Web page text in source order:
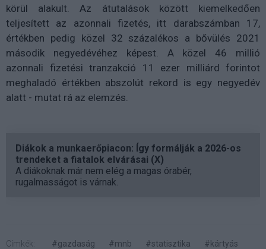
körül alakult. Az átutalások között kiemelkedően
teljesített az azonnali fizetés, itt darabszámban 17,
értékben pedig közel 32 százalékos a bővülés 2021
második negyedévéhez képest. A közel 46 millió
azonnali fizetési tranzakció 11 ezer milliárd forintot
meghaladó értékben abszolút rekord is egy negyedév
alatt - mutat rá az elemzés.
Diákok a munkaerőpiacon: Így formálják a 2026-os
trendeket a fiatalok elvárásai (X)
A diákoknak már nem elég a magas órabér,
rugalmasságot is várnak.
Címkék: #gazdaság #mnb #statisztika
#kártyás